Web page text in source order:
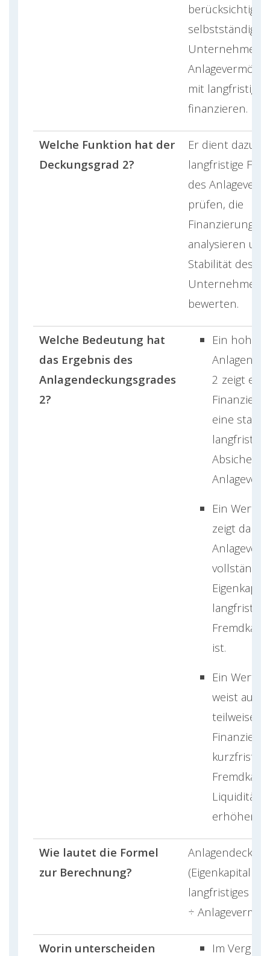
berücksichtigt,
selbstständige
Unternehmer
mit
finanzieren.
Welche Funktion hat der
Deckungsgrad 2?
Er dient dazu,
langfristige
des
prüfen, die
analysieren
Stabilität des
Unternehmens
bewerten.
Welche Bedeutung hat
das Ergebnis des
Anlagendeckungsgrades
2?
Ein hoher
2 zeigt
eine
langfristige
Ein Wert
zeigt
ist.
Ein Wert
weist auf
teilweise
erhöhen
Wie lautet die Formel
zur Berechnung?
(Eigenkapital +
langfristiges
÷
Worin unterscheiden
Im